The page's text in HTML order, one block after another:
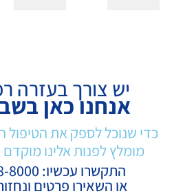
יש צורך בעזרה
אנחנו כאן
כדי שנוכל לספק את הטיפול
מומלץ לפנות אלינו
התקשרו עכשיו: 073-398-8000
או השאירו פרטים